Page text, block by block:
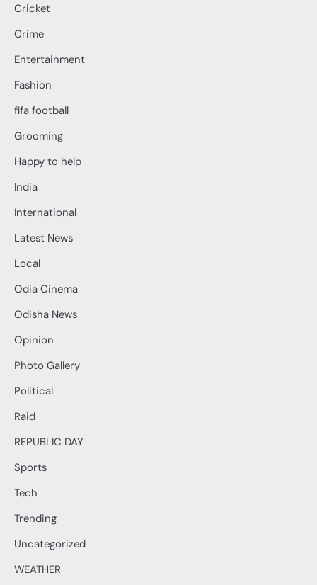
Cricket
Crime
Entertainment
Fashion
fifa football
Grooming
Happy to help
India
International
Latest News
Local
Odia Cinema
Odisha News
Opinion
Photo Gallery
Political
Raid
REPUBLIC DAY
Sports
Tech
Trending
Uncategorized
WEATHER